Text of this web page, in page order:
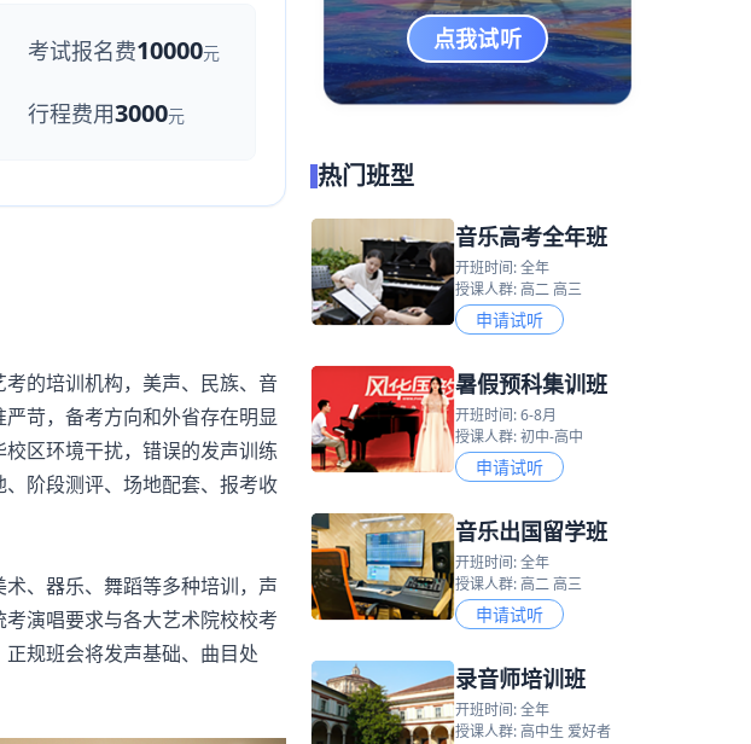
考试报名费10000元
行程费用3000元
的培训机构，美声、民族、音
苛，备考方向和外省存在明显
区环境干扰，错误的发声训练
阶段测评、场地配套、报考收
、器乐、舞蹈等多种培训，声
演唱要求与各大艺术院校校考
规班会将发声基础、曲目处
点我试听
热门班型
音乐高考全年班
开班时间: 全年
授课人群: 高二 高三
申请试听
暑假预科集训班
开班时间: 6-8月
授课人群: 初中-高中
申请试听
音乐出国留学班
开班时间: 全年
授课人群: 高二 高三
申请试听
录音师培训班
开班时间: 全年
授课人群: 高中生 爱好者